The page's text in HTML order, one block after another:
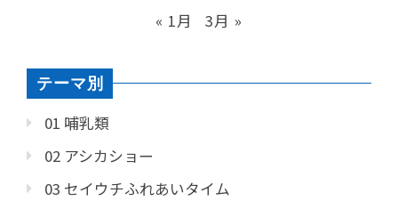
« 1月 3月 »
テーマ別
01 哺乳類
02 アシカショー
03 セイウチふれあいタイム